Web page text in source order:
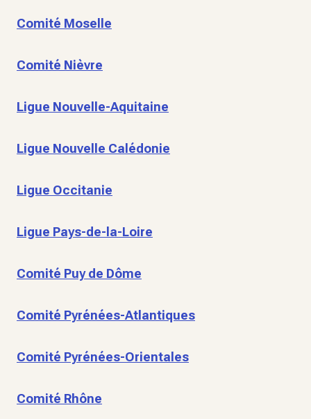
Comité Moselle
Comité Nièvre
Ligue Nouvelle-Aquitaine
Ligue Nouvelle Calédonie
Ligue Occitanie
Ligue Pays-de-la-Loire
Comité Puy de Dôme
Comité Pyrénées-Atlantiques
Comité Pyrénées-Orientales
Comité Rhône